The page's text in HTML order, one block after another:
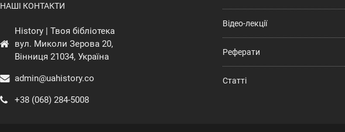
НАШІ КОНТАКТИ
History | Твоя бібліотека
вул. Миколи Зерова 20,
Вінниця 21034, Україна
admin@uahistory.co
+38 (068) 284-5008
Відео-лекції
Реферати
Статті